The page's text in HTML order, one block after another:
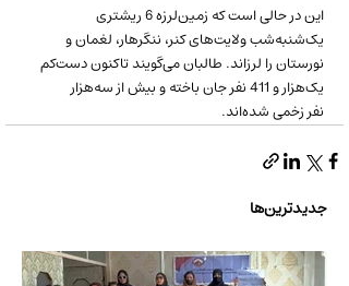
این در حالی است که زمین‌لرزه 6 ریشتری
یک‌شنبه‌شب ولایت‌های کنر، ننگرهار، لغمان و
نورستان را لرزاند. طالبان می‌گویند تاکنون دست‌کم
یک‌هزار و 411 نفر جان باخته و بیش از سه‌هزار
نفر زخمی شده‌اند.
جدیدترین‌ها